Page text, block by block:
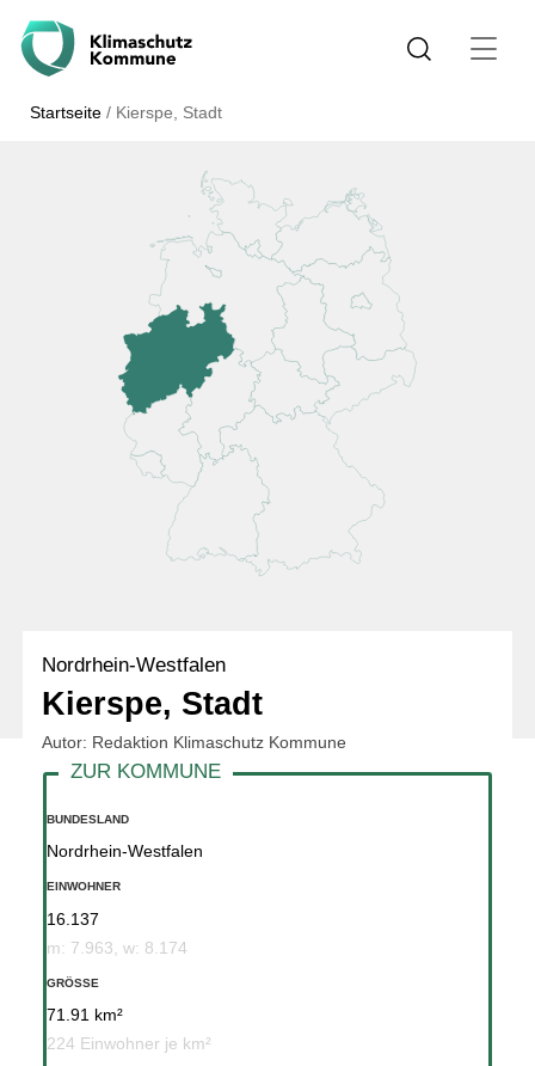
Startseite / Kierspe, Stadt
Nordrhein-Westfalen
Kierspe, Stadt
Autor: Redaktion Klimaschutz Kommune
BUNDESLAND
Nordrhein-Westfalen
EINWOHNER
16.137
m: 7.963, w: 8.174
GRÖSSE
71.91 km²
224 Einwohner je km²